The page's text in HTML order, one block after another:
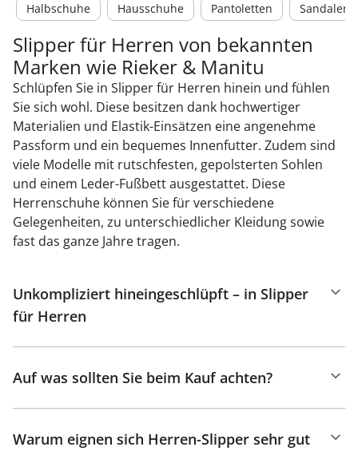
Halbschuhe Hausschuhe Pantoletten Sandalen
Slipper für Herren von bekannten
Marken wie Rieker & Manitu
Schlüpfen Sie in Slipper für Herren hinein und fühlen
Sie sich wohl. Diese besitzen dank hochwertiger
Materialien und Elastik-Einsätzen eine angenehme
Passform und ein bequemes Innenfutter. Zudem sind
viele Modelle mit rutschfesten, gepolsterten Sohlen
und einem Leder-Fußbett ausgestattet. Diese
Herrenschuhe können Sie für verschiedene
Gelegenheiten, zu unterschiedlicher Kleidung sowie
fast das ganze Jahre tragen.
Unkompliziert hineingeschlüpft – in Slipper
für Herren
Auf was sollten Sie beim Kauf achten?
Warum eignen sich Herren-Slipper sehr gut